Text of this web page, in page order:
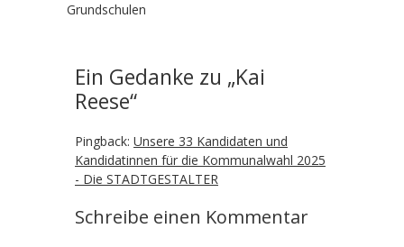
Grundschulen
Ein Gedanke zu „Kai
Reese“
Pingback: Unsere 33 Kandidaten und
Kandidatinnen für die Kommunalwahl 2025
- Die STADTGESTALTER
Schreibe einen Kommentar